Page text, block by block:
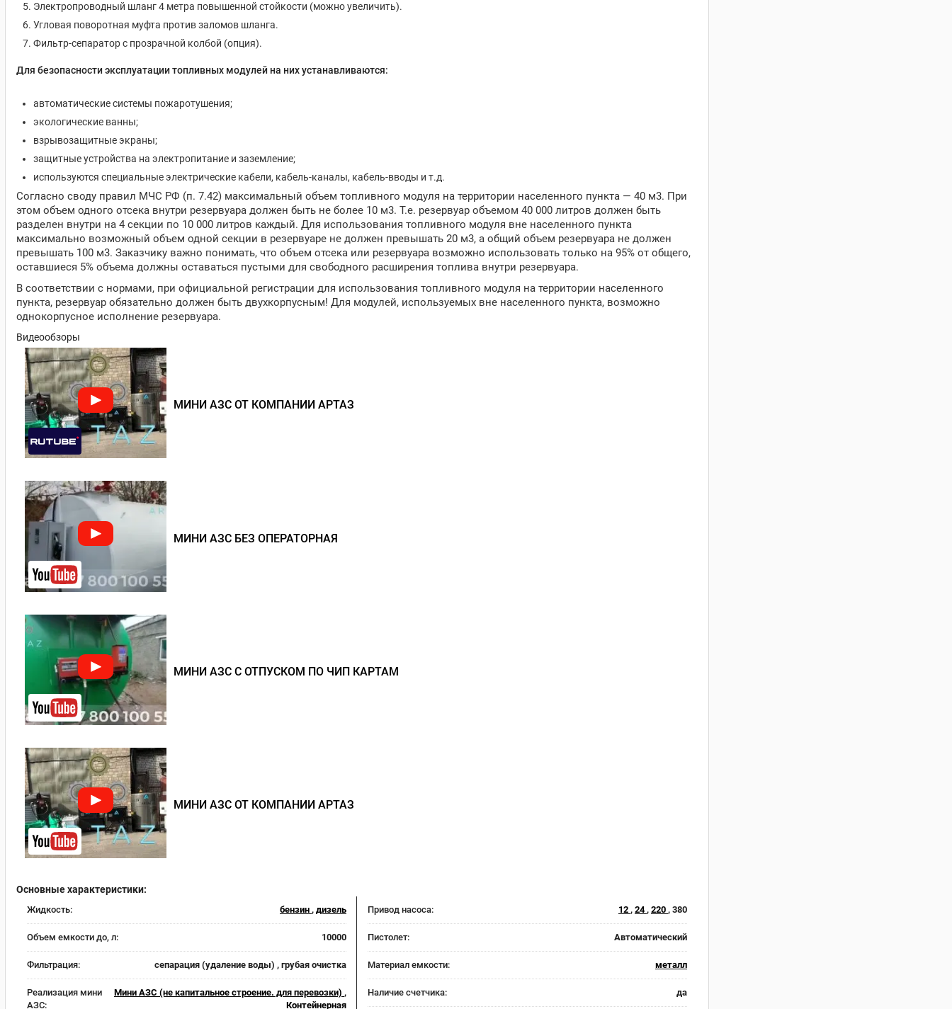
Электропроводный шланг 4 метра повышенной стойкости (можно увеличить).
Угловая поворотная муфта против заломов шланга.
Фильтр-сепаратор с прозрачной колбой (опция).
Для безопасности эксплуатации топливных модулей на них устанавливаются:
автоматические системы пожаротушения;
экологические ванны;
взрывозащитные экраны;
защитные устройства на электропитание и заземление;
используются специальные электрические кабели, кабель-каналы, кабель-вводы и т.д.
Согласно своду правил МЧС РФ (п. 7.42) максимальный объем топливного модуля на территории населенного пункта — 40 м3. При
этом объем одного отсека внутри резервуара должен быть не более 10 м3. Т.е. резервуар объемом 40 000 литров должен быть
разделен внутри на 4 секции по 10 000 литров каждый. Для использования топливного модуля вне населенного пункта
максимально возможный объем одной секции в резервуаре не должен превышать 20 м3, а общий объем резервуара не должен
превышать 100 м3. Заказчику важно понимать, что объем отсека или резервуара возможно использовать только на 95% от общего,
оставшиеся 5% объема должны оставаться пустыми для свободного расширения топлива внутри резервуара.
В соответствии с нормами, при официальной регистрации для использования топливного модуля на территории населенного
пункта, резервуар обязательно должен быть двухкорпусным! Для модулей, используемых вне населенного пункта, возможно
однокорпусное исполнение резервуара.
Видеообзоры
МИНИ АЗС ОТ КОМПАНИИ АРТАЗ
МИНИ АЗС БЕЗ ОПЕРАТОРНАЯ
МИНИ АЗС С ОТПУСКОМ ПО ЧИП КАРТАМ
МИНИ АЗС ОТ КОМПАНИИ АРТАЗ
Основные характеристики:
Жидкость: бензин , дизель Привод насоса: 12 , 24, 220 , 380
Объем емкости до, л: 10000 Пистолет: Автоматический
Фильтрация: сепарация (удаление воды) , грубая очистка Материал емкости: металл
Реализация мини
АЗС:
Мини АЗС (не капитальное строение. для перевозки) ,
Контейнерная
Наличие счетчика: да